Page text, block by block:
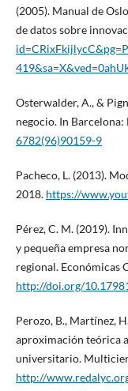
(2005). Manual de
de datos sobre
Osterwalder, A., &
negocio. In Barcelona:
6782(96)90159-9
Pacheco, L. (2013).
2018. https://
Pérez, C. M. (2019).
y pequeña empresa
regional. Económicas
http://doi.org/
Perozo, B., Martínez,
aproximación teórica
universitario.
http://